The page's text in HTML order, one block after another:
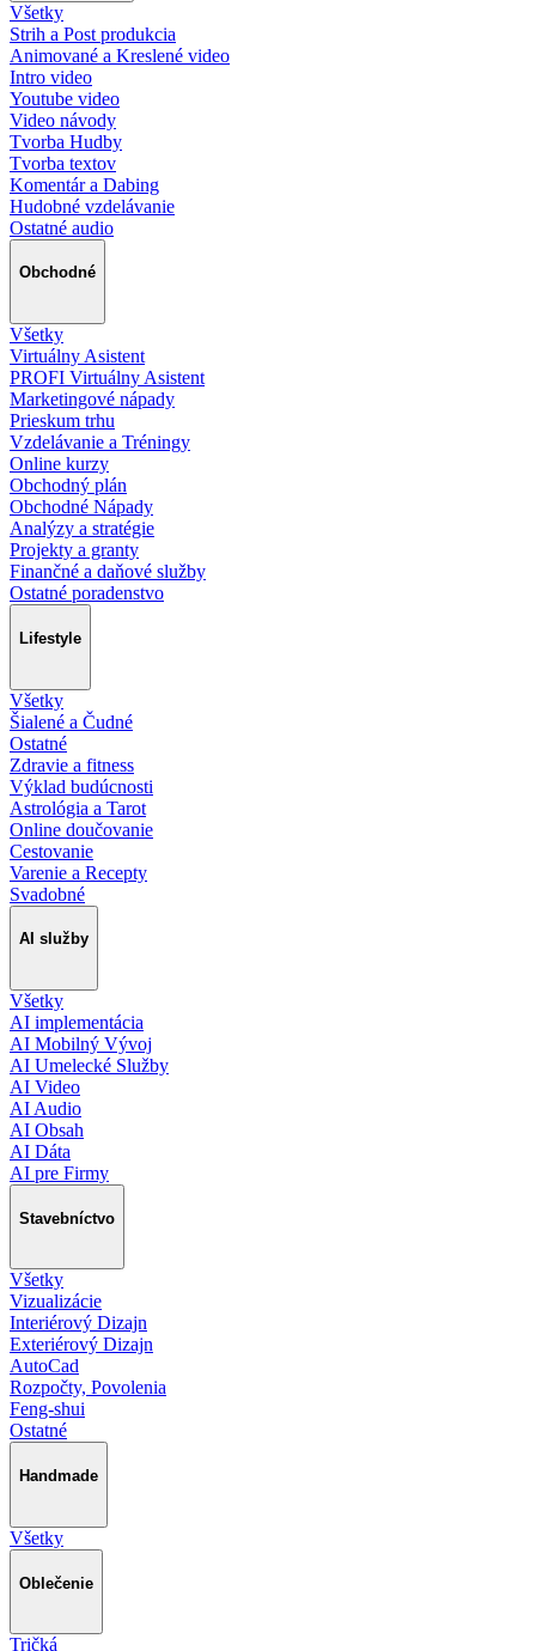
Všetky
Strih a Post produkcia
Animované a Kreslené video
Intro video
Youtube video
Video návody
Tvorba Hudby
Tvorba textov
Komentár a Dabing
Hudobné vzdelávanie
Ostatné audio
Obchodné
Všetky
Virtuálny Asistent
PROFI Virtuálny Asistent
Marketingové nápady
Prieskum trhu
Vzdelávanie a Tréningy
Online kurzy
Obchodný plán
Obchodné Nápady
Analýzy a stratégie
Projekty a granty
Finančné a daňové služby
Ostatné poradenstvo
Lifestyle
Všetky
Šialené a Čudné
Ostatné
Zdravie a fitness
Výklad budúcnosti
Astrológia a Tarot
Online doučovanie
Cestovanie
Varenie a Recepty
Svadobné
AI služby
Všetky
AI implementácia
AI Mobilný Vývoj
AI Umelecké Služby
AI Video
AI Audio
AI Obsah
AI Dáta
AI pre Firmy
Stavebníctvo
Všetky
Vizualizácie
Interiérový Dizajn
Exteriérový Dizajn
AutoCad
Rozpočty, Povolenia
Feng-shui
Ostatné
Handmade
Všetky
Oblečenie
Tričká